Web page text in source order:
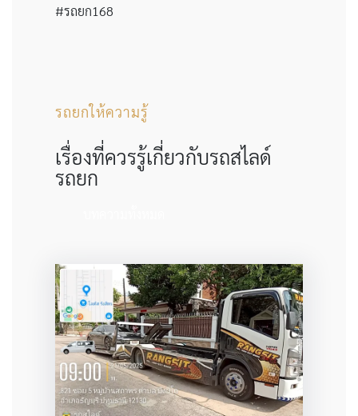
#รถยก168
รถยกให้ความรู้
เรื่องที่ควรรู้เกี่ยวกับรถสไลด์
รถยก